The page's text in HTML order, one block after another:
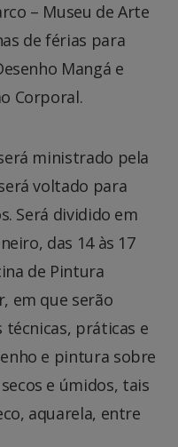
– Museu de Arte
de férias para
Mangá e
Corporal.
ministrado pela
voltado para
Será dividido em
das 14 às 17
de Pintura
em que serão
técnicas, práticas e
e pintura sobre
e úmidos, tais
aquarela, entre